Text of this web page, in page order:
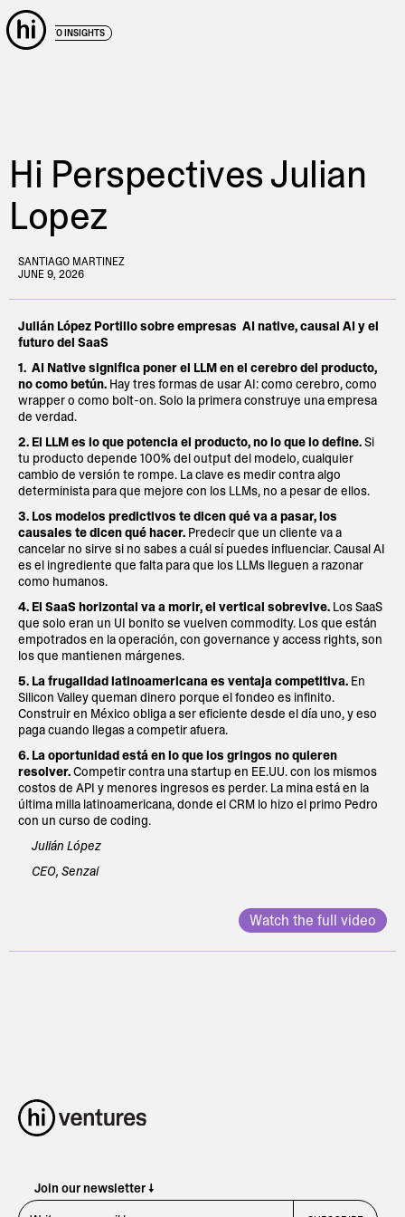
← BACK TO INSIGHTS
Hi Perspectives Julian
Lopez
SANTIAGO MARTINEZ
JUNE 9, 2026
Julián López Portillo sobre empresas AI native, causal AI y el
futuro del SaaS
1. AI Native significa poner el LLM en el cerebro del producto,
no como betún. Hay tres formas de usar AI: como cerebro, como
wrapper o como bolt-on. Solo la primera construye una empresa
de verdad.
2. El LLM es lo que potencia el producto, no lo que lo define.Si
tu producto depende 100% del output del modelo, cualquier
cambio de versión te rompe. La clave es medir contra algo
determinista para que mejore con los LLMs, no a pesar de ellos.
3. Los modelos predictivos te dicen qué va a pasar, los
causales te dicen qué hacer. Predecir que un cliente va a
cancelar no sirve si no sabes a cuál sí puedes influenciar. Causal AI
es el ingrediente que falta para que los LLMs lleguen a razonar
como humanos.
4. El SaaS horizontal va a morir, el vertical sobrevive. Los SaaS
que solo eran un UI bonito se vuelven commodity. Los que están
empotrados en la operación, con governance y access rights, son
los que mantienen márgenes.
5. La frugalidad latinoamericana es ventaja competitiva. En
Silicon Valley queman dinero porque el fondeo es infinito.
Construir en México obliga a ser eficiente desde el día uno, y eso
paga cuando llegas a competir afuera.
6. La oportunidad está en lo que los gringos no quieren
resolver.Competir contra una startup en EE.UU. con los mismos
costos de API y menores ingresos es perder. La mina está en la
última milla latinoamericana, donde el CRM lo hizo el primo Pedro
con un curso de coding.
Julián López
CEO, Senzai
Watch the full video
Join our newsletter ↓